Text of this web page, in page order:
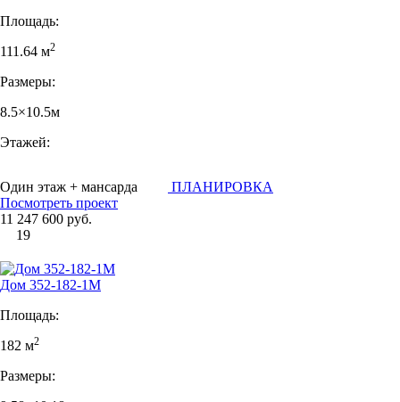
Площадь:
111.64 м2
Размеры:
8.5×10.5м
Этажей:
Один этаж + мансарда
ПЛАНИРОВКА
Посмотреть проект
11 247 600 руб.
19
Дом 352-182-1М
Площадь:
182 м2
Размеры: